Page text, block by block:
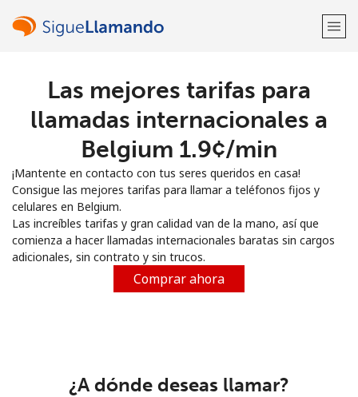
¡Bienvenido!
Regístrate con
o
Las mejores tarifas para
llamadas internacionales a
Belgium ⁦1.9¢⁩/min
¡Mantente en contacto con tus seres queridos en casa!
Consigue las mejores tarifas para llamar a teléfonos fijos y
celulares en Belgium.
Las increíbles tarifas y gran calidad van de la mano, así que
comienza a hacer llamadas internacionales baratas sin cargos
adicionales, sin contrato y sin trucos.
Comprar ahora
¿A dónde deseas llamar?